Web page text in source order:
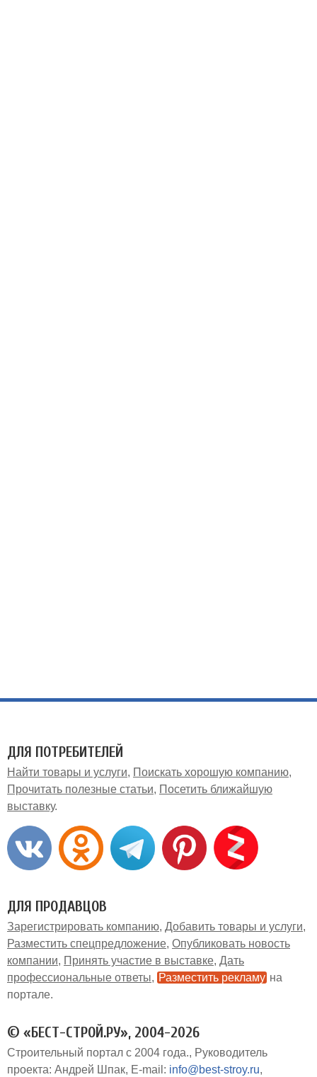
ДЛЯ ПОТРЕБИТЕЛЕЙ
Найти товары и услуги
Поискать хорошую компанию
Прочитать полезные статьи
Посетить ближайшую
выставку
ДЛЯ ПРОДАВЦОВ
Зарегистрировать компанию Добавить товары и услуги
Разместить спецпредложение Опубликовать новость
компании
Принять участие в выставке Дать
профессиональные ответы
Разместить рекламу на
портале
© «БЕСТ-СТРОЙ.РУ», 2004-2026
Строительный портал с 2004 года.
Руководитель
проекта: Андрей Шпак E-mail: info@best-stroy.ru